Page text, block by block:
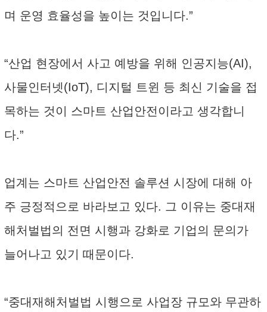
며 운영 효율성을 높이는 것입니다.”
“산업 현장에서 사고 예방을 위해 인공지능(AI),
사물인터넷(IoT), 디지털 트윈 등 최신 기술을 접
목하는 것이 스마트 산업안전이라고 생각합니
다.”
업계는 스마트 산업안전 솔루션 시장에 대해 아
주 긍정적으로 바라보고 있다. 그 이유는 중대재
해처벌법의 전면 시행과 강화로 기업의 문의가
늘어나고 있기 때문이다.
“중대재해처벌법 시행으로 사업장 규모와 무관하